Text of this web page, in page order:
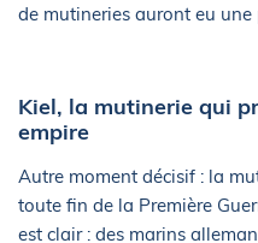
de mutineries auront eu
Kiel, la mutinerie qui
empire
Autre moment décisif : la
toute fin de la Première
est clair : des marins